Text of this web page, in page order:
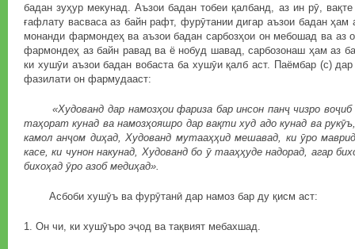
бадан зуҳур мекунад. Аъзои бадан тобеи қалбанд, аз ин рӯ,
ғафлату васваса аз байн рафт, фурӯтании дигар аъзои бадан ҳам
монанди фармондеҳ ва аъзои бадан сарбозҳои он мебошад ва аз
фармондеҳ аз байн равад ва ё нобуд шавад, сарбозонаш ҳам аз
ки хушӯи аъзои бадан вобаста ба хушӯи қалб аст. Паёмбар (с)
фазилати он фармудааст:
«Худованд дар намозҳои фариза бар инсон панҷ чизро воҷиб
таҳорат кунад ва намозҳояшро дар вақти худ адо кунад ва
камол анҷом диҳад, Худованд мутааҳҳид мешавад, ки ӯро
касе, ки чунон накунад, Худованд бо ӯ тааҳҳуде надорад, агар
бихоҳад ӯро азоб медиҳад».
Асбоби хушӯъ ва фурӯтанӣ дар намоз бар ду қисм аст:
1. Он чи, ки хушӯъро эҷод ва тақвият мебахшад.